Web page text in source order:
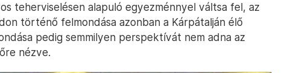
teherviselésen alapuló egyezménnyel váltsa fel, az
történő felmondása azonban a Kárpátalján élő
pedig semmilyen perspektívát nem adna az
nézve.